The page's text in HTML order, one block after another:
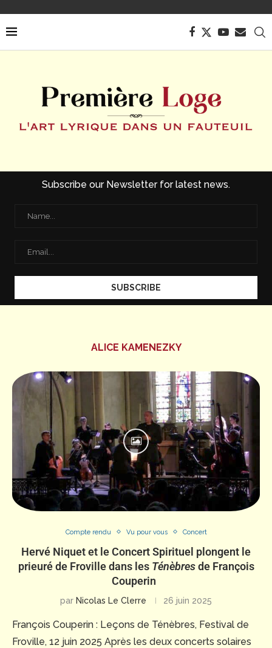
Subscribe our Newsletter for latest news.
ALICE KAMENEZKY
Compte rendu Vu pour vous Concert
Hervé Niquet et le Concert Spirituel plongent le
prieuré de Froville dans les Ténèbresde François
Couperin
par Nicolas Le Clerre 26 juin 2025
François Couperin : Leçons de Ténèbres, Festival de
Froville, 12 juin 2025 Après les deux concerts solaires